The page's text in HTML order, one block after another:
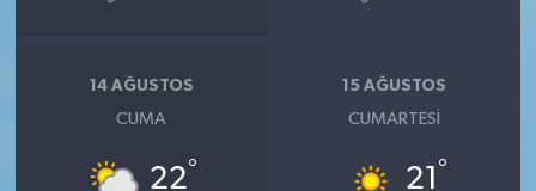
14 AĞUSTOS
CUMA
22°
15 AĞUSTOS
CUMARTESI
21 °